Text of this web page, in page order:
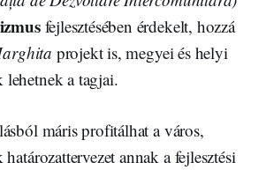
fejlesztésében érdekelt, hozzá
projekt is, megyei és helyi
a tagjai.
máris profitálhat a város,
annak a fejlesztési